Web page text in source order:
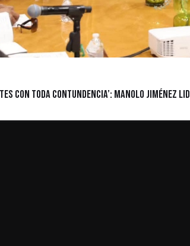
con toda contundencia’: Manolo Jiménez